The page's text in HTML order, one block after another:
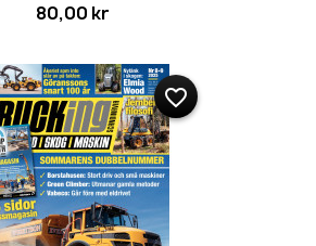
80,00 kr
favorite_border